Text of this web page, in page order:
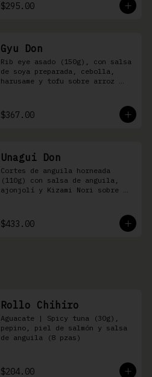
$295.00
Gyu Don
Rib eye asado (150g), con salsa
de soya preparada, cebolla,
harusame y tofu sobre arroz
$367.00
Unagui Don
Cortes de anguila horneada
(110g) con salsa de anguila,
ajonjolí y Kizami Nori sobre
$433.00
Rollo Chihiro
Aguacate | Spicy tuna (30g),
pepino, piel de salmón y salsa
de anguila (8 pzas)
$204.00